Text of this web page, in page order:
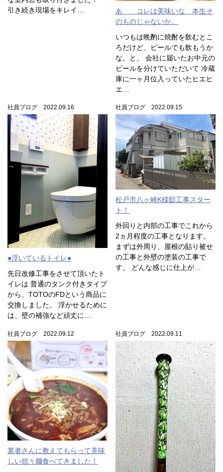
引き続き現場をキレイ…
あゝ コレは美味いな 本生そ
のものじゃないか。
いつもは晩酌に焼酎を飲むとこ
ろだけど、ビールでも飲もうか
な。と、 会社に届いたお中元の
ビールを分けていただいて 冷蔵
庫に一ヶ月位入っていたヒエヒ
エ…
社員ブログ 2022.09.16
●浮いているトイレ●
先日改修工事をさせて頂いたト
イレは 普通のタンク付きタイプ
から、TOTOのFDという商品に
交換しました。 浮かせるために
は、壁の補強など頑丈に…
社員ブログ 2022.09.15
松戸市八ヶ崎K様邸工事スター
ト！
外回りと内部の工事でこれから
2ヵ月程度の工事となります。
まずは外周り、屋根の貼り被せ
の工事と外壁の塗装の工事で
す。 どんな感じに仕上が…
社員ブログ 2022.09.12
業者さんに教えてもらって美味
しい担々麺食べてきました！
社員ブログ 2022.09.11